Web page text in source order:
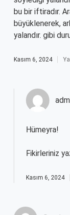
bu bir iftiradır.
büyüklenerek,
yalandır. gibi
Kasım 6, 2024
Hümeyra!
Fikirleriniz
Kasım 6, 2024